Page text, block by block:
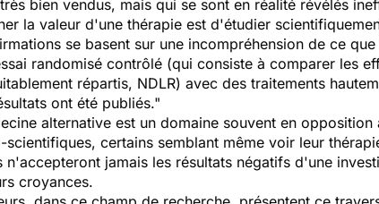
bien vendus, mais qui se sont en réalité révélés
la valeur d'une thérapie est d'étudier
se basent sur une incompréhension de ce
randomisé contrôlé (qui consiste à comparer les
répartis, NDLR) avec des traitements
ont été publiés."
alternative est un domaine souvent en opposition
certains semblant même voir leur
n'accepteront jamais les résultats négatifs d'une
croyances.